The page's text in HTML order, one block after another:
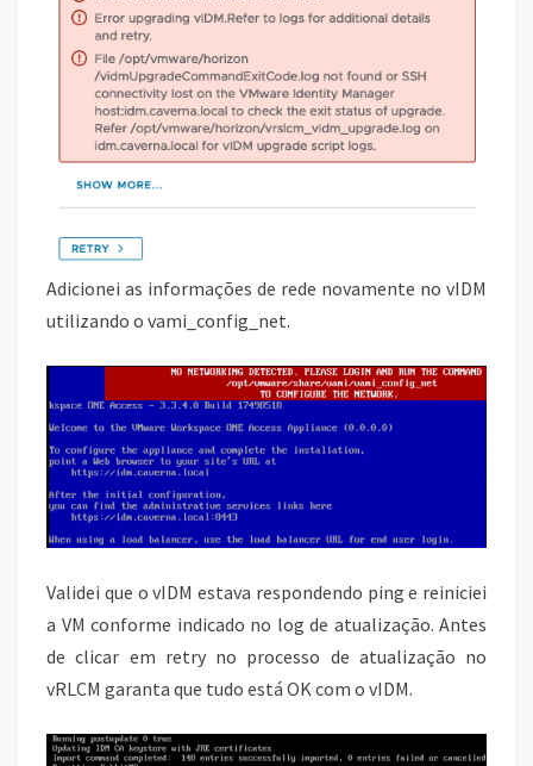
Adicionei as informações de rede novamente no vIDM
utilizando o vami_config_net.
Validei que o vIDM estava respondendo ping e reiniciei
a VM conforme indicado no log de atualização. Antes
de clicar em retry no processo de atualização no
vRLCM garanta que tudo está OK com o vIDM.